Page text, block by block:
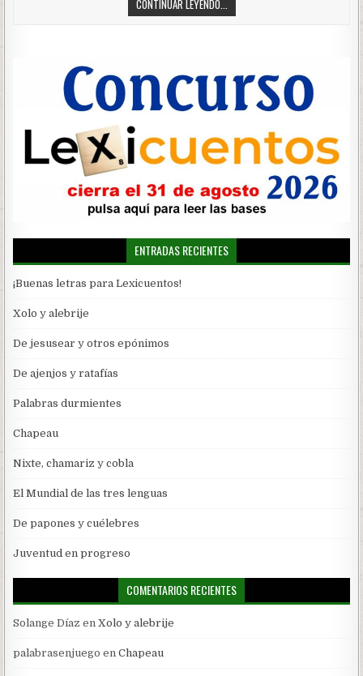
CONTINUAR LEYENDO...
ENTRADAS RECIENTES
¡Buenas letras para Lexicuentos!
Xolo y alebrije
De jesusear y otros epónimos
De ajenjos y ratafías
Palabras durmientes
Chapeau
Nixte, chamariz y cobla
El Mundial de las tres lenguas
De papones y cuélebres
Juventud en progreso
COMENTARIOS RECIENTES
Solange Díaz enXolo y alebrije
palabrasenjuego enChapeau